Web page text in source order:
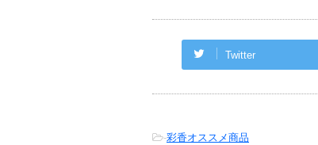
Twitter
-彩香オススメ商品